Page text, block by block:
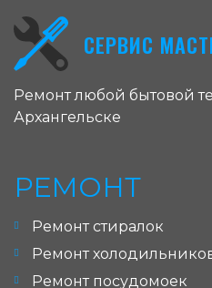
СЕРВИС
Ремонт любой бытовой
Архангельске
РЕМОНТ
Ремонт стиралок
Ремонт
Ремонт посудомоек